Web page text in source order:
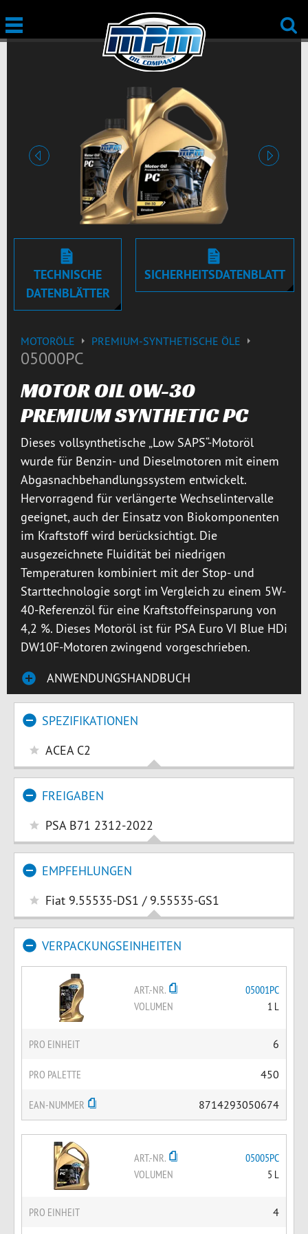
vorige nächste
TECHNISCHE
DATENBLÄTTER
SICHERHEITSDATENBLATT
MOTORÖLE PREMIUM-SYNTHETISCHE ÖLE
05000PC
MOTOR OIL 0W-30
PREMIUM SYNTHETIC PC
Dieses vollsynthetische „Low SAPS“-Motoröl
wurde für Benzin- und Dieselmotoren mit einem
Abgasnachbehandlungssystem entwickelt.
Hervorragend für verlängerte Wechselintervalle
geeignet, auch der Einsatz von Biokomponenten
im Kraftstoff wird berücksichtigt. Die
ausgezeichnete Fluidität bei niedrigen
Temperaturen kombiniert mit der Stop- und
Starttechnologie sorgt im Vergleich zu einem 5W-
40-Referenzöl für eine Kraftstoffeinsparung von
4,2 %. Dieses Motoröl ist für PSA Euro VI Blue HDi
DW10F-Motoren zwingend vorgeschrieben.
ANWENDUNGSHANDBUCH
SPEZIFIKATIONEN
ACEA C2
FREIGABEN
PSA B71 2312-2022
EMPFEHLUNGEN
Fiat 9.55535-DS1 / 9.55535-GS1
VERPACKUNGSEINHEITEN
ART.-NR.
05001PC
VOLUMEN
1 L
PRO EINHEIT 6
PRO PALETTE 450
EAN-NUMMER 8714293050674
ART.-NR.
05005PC
VOLUMEN
5 L
PRO EINHEIT 4